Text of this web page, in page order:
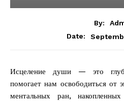
By:
Date:
Исцеление души — это
помогает нам освободиться от
ментальных ран,